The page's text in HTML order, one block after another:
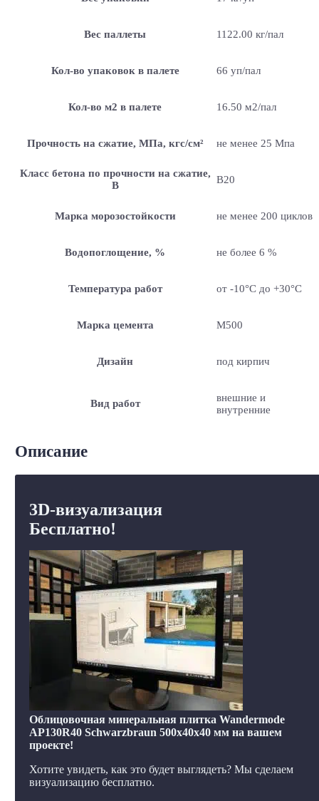
Вес паллеты 1122.00 кг/пал
Кол-во упаковок в палете 66 уп/пал
Кол-во м2 в палете 16.50 м2/пал
Прочность на сжатие, МПа, кгс/см² не менее 25 Мпа
Класс бетона по прочности на сжатие,
В
B20
Марка морозостойкости не менее 200 циклов
Водопоглощение, % не более 6 %
Температура работ от -10°C до +30°C
Марка цемента M500
Дизайн под кирпич
Вид работ
внешние и
внутренние
Описание
3D-визуализация
Бесплатно!
Облицовочная минеральная плитка Wandermode
AP130R40 Schwarzbraun 500x40x40 мм на вашем
проекте!
Хотите увидеть, как это будет выглядеть? Мы сделаем
визуализацию бесплатно.